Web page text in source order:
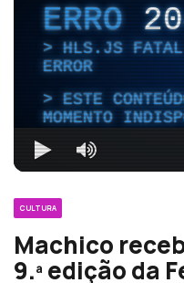
ERRO
HLS.JS FATAL
ERROR
ESTE
MOMENTO
CULTURA
Machico
9.ª edição da